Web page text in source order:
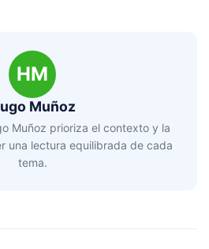
HM
Muñoz
Muñoz prioriza el contexto y la
una lectura equilibrada de cada
tema.